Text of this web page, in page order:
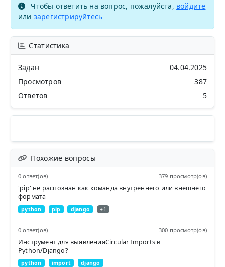
Чтобы ответить на вопрос, пожалуйста, войдите
или зарегистрируйтесь
Статистика
Задан
04.04.2025
Просмотров
387
Ответов
5
Похожие вопросы
0 ответ(ов) 379 просмотр(ов)
'pip' не распознан как командa внутреннего или внешнего
формата
python pip django +1
0 ответ(ов) 300 просмотр(ов)
Инструмент для выявленияCircular Imports в
Python/Django?
python import django